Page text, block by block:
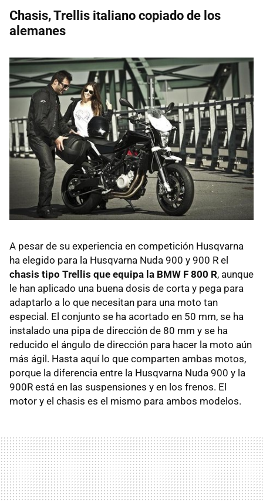
Chasis, Trellis italiano copiado de los
alemanes
A pesar de su experiencia en competición Husqvarna
ha elegido para la Husqvarna Nuda 900 y 900 R el
chasis tipo Trellis que equipa la BMW F 800 R, aunque
le han aplicado una buena dosis de corta y pega para
adaptarlo a lo que necesitan para una moto tan
especial. El conjunto se ha acortado en 50 mm, se ha
instalado una pipa de dirección de 80 mm y se ha
reducido el ángulo de dirección para hacer la moto aún
más ágil. Hasta aquí lo que comparten ambas motos,
porque la diferencia entre la Husqvarna Nuda 900 y la
900R está en las suspensiones y en los frenos. El
motor y el chasis es el mismo para ambos modelos.